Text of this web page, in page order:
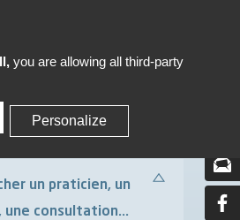
Menu
un praticien, un
une consultation...
you are allowing all third-party
Personalize